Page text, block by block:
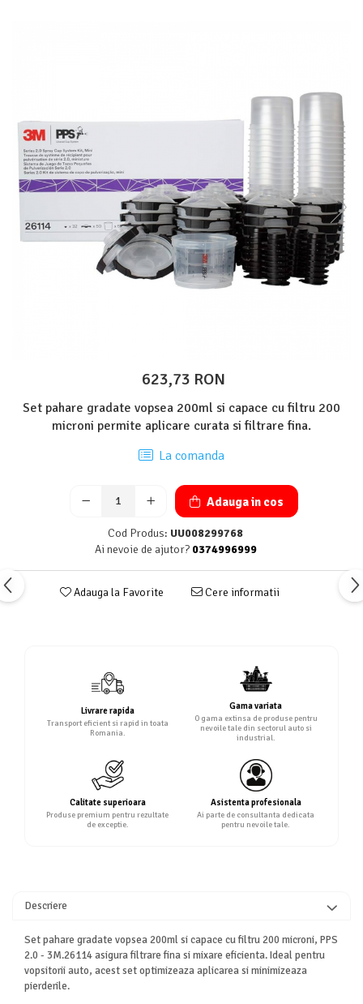
Curatare
Tinichigerie
623,73 RON
Set pahare gradate vopsea 200ml si capace cu filtru 200
microni permite aplicare curata si filtrare fina.
La comanda
Adauga in cos
Cod Produs: UU008299768
Ai nevoie de ajutor? 0374996999
Adauga la Favorite Cere informatii
Livrare rapida
Transport eficient si rapid in toata
Romania.
Gama variata
O gama extinsa de produse pentru
nevoile tale din sectorul auto si
industrial.
Calitate superioara
Produse premium pentru rezultate
de exceptie.
Asistenta profesionala
Ai parte de consultanta dedicata
pentru nevoile tale.
Descriere
Set pahare gradate vopsea 200ml si capace cu filtru 200 microni, PPS
2.0 - 3M.26114 asigura filtrare fina si mixare eficienta. Ideal pentru
vopsitorii auto, acest set optimizeaza aplicarea si minimizeaza
pierderile.